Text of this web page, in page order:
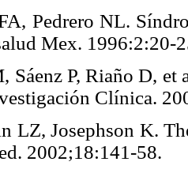
Pedrero NL.
Mex.
Sáenz P, Riaño D,
LZ, Josephson K.
2002;18:141-